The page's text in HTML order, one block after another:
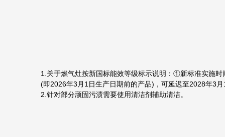
1.关于燃气灶按新国标能效等级标示说明：①新标准实施
(即2026年3月1日生产日期前的产品)，可延迟至2028年3
2.针对部分顽固污渍需要使用清洁剂辅助清洁。